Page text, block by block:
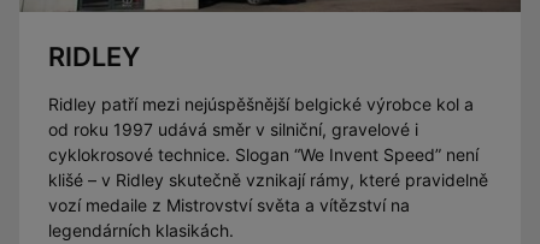
RIDLEY
Ridley patří mezi nejúspěšnější belgické výrobce kol a
od roku 1997 udává směr v silniční, gravelové i
cyklokrosové technice. Slogan “We Invent Speed” není
klišé – v Ridley skutečně vznikají rámy, které pravidelně
vozí medaile z Mistrovství světa a vítězství na
legendárních klasikách.